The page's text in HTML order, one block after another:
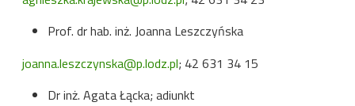
Prof. dr hab. inż. Joanna Leszczyńska
joanna.leszczynska@p.lodz.pl; 42 631 34 15
Dr inż. Agata Łącka; adiunkt